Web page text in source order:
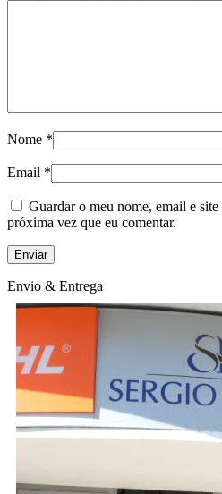
Nome *
Email *
Guardar o meu nome, email e site
próxima vez que eu comentar.
Envio & Entrega